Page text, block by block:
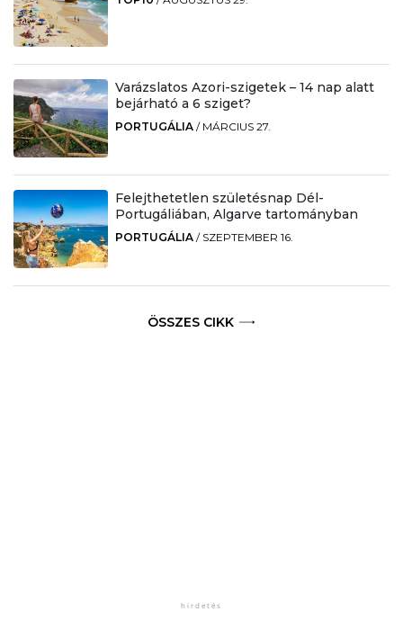
Varázslatos Azori-szigetek – 14 nap alatt
bejárható a 6 sziget?
PORTUGÁLIA / MÁRCIUS 27.
Felejthetetlen születésnap Dél-
Portugáliában, Algarve tartományban
PORTUGÁLIA / SZEPTEMBER 16.
ÖSSZES CIKK